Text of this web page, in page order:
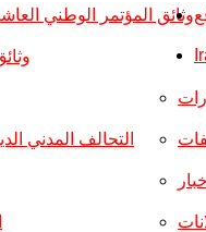
وثائق المؤتمر الوطني
التحالف المدني